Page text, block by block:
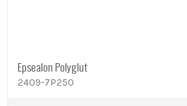
Epsealon Polyglut
2409-7P250